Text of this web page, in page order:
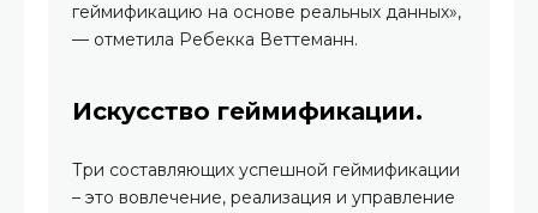
геймификацию на основе реальных данных»,
— отметила Ребекка Веттеманн.
Искусство геймификации.
Три составляющих успешной геймификации
– это вовлечение, реализация и управление